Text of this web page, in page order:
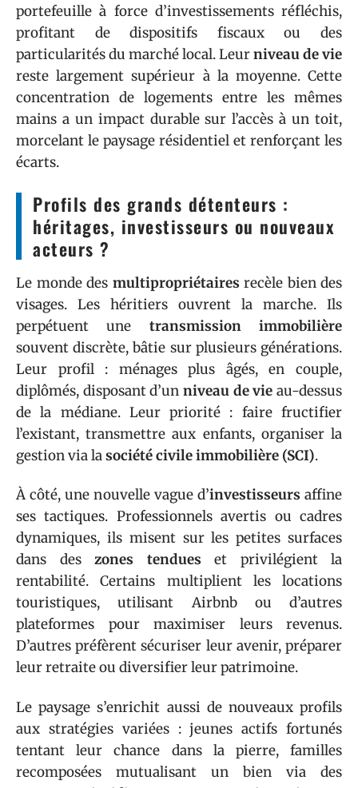
portefeuille à force d’investissements réfléchis,
profitant de dispositifs fiscaux ou des
particularités du marché local. Leurniveau de vie
reste largement supérieur à la moyenne. Cette
concentration de logements entre les mêmes
mains a un impact durable sur l’accès à un toit,
morcelant le paysage résidentiel et renforçant les
écarts.
Profils des grands détenteurs :
héritages, investisseurs ou nouveaux
acteurs ?
Le monde des multipropriétaires recèle bien des
visages. Les héritiers ouvrent la marche. Ils
perpétuent une transmission immobilière
souvent discrète, bâtie sur plusieurs générations.
Leur profil : ménages plus âgés, en couple,
diplômés, disposant d’un niveau de vie au-dessus
de la médiane. Leur priorité : faire fructifier
l’existant, transmettre aux enfants, organiser la
gestion via lasociété civile immobilière (SCI).
À côté, une nouvelle vague d’investisseurs affine
ses tactiques. Professionnels avertis ou cadres
dynamiques, ils misent sur les petites surfaces
dans des zones tendues et privilégient la
rentabilité. Certains multiplient les locations
touristiques, utilisant Airbnb ou d’autres
plateformes pour maximiser leurs revenus.
D’autres préfèrent sécuriser leur avenir, préparer
leur retraite ou diversifier leur patrimoine.
Le paysage s’enrichit aussi de nouveaux profils
aux stratégies variées : jeunes actifs fortunés
tentant leur chance dans la pierre, familles
recomposées mutualisant un bien via des